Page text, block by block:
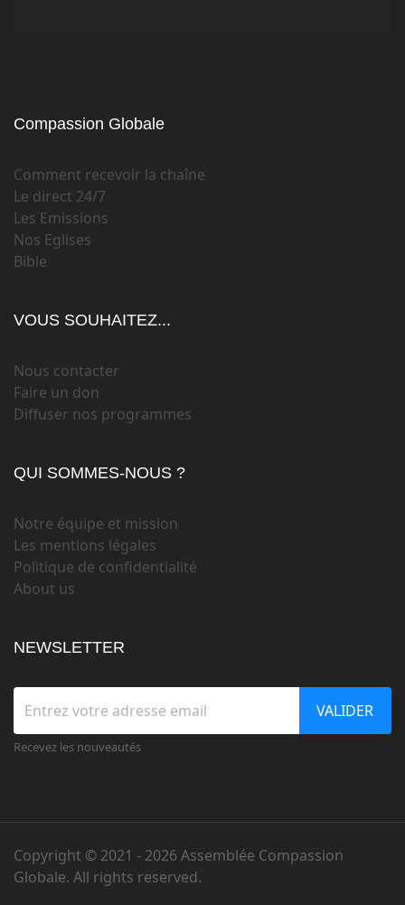
Compassion Globale
Comment recevoir la chaîne
Le direct 24/7
Les Emissions
Nos Eglises
Bible
VOUS SOUHAITEZ...
Nous contacter
Faire un don
Diffuser nos programmes
QUI SOMMES-NOUS ?
Notre équipe et mission
Les mentions légales
Politique de confidentialité
About us
NEWSLETTER
VALIDER
Recevez les nouveautés
Copyright © 2021 - 2026 Assemblée Compassion
Globale. All rights reserved.